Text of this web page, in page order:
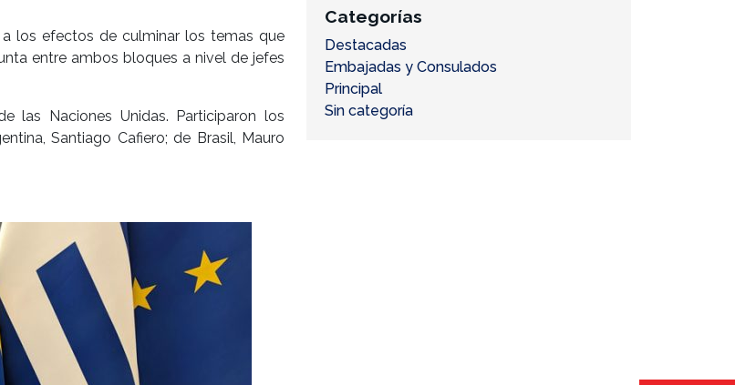
los efectos de culminar los temas que
entre ambos bloques a nivel de jefes
las Naciones Unidas. Participaron los
Santiago Cafiero; de Brasil, Mauro
Categorías
Destacadas
Embajadas y Consulados
Principal
Sin categoría